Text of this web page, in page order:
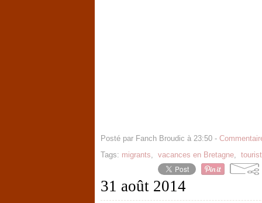
Posté par Fanch Broudic à 23:50 -
Tags: migrants, vacances en Bretagne,
31 août 2014